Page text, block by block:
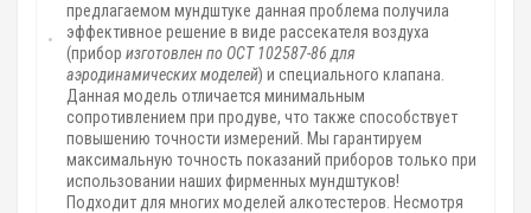
предлагаемом мундштуке данная проблема получила
эффективное решение в виде рассекателя воздуха
(прибор изготовлен по ОСТ 102587-86 для
аэродинамических моделей) и специального клапана.
Данная модель отличается минимальным
сопротивлением при продуве, что также способствует
повышению точности измерений. Мы гарантируем
максимальную точность показаний приборов только при
использовании наших фирменных мундштуков!
Подходит для многих моделей алкотестеров. Несмотря